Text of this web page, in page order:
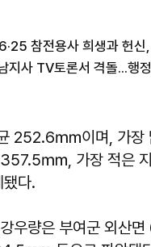
252.6㎜이며, 가장
357.5㎜, 가장 적은
다.
강우량은 부여군 외산